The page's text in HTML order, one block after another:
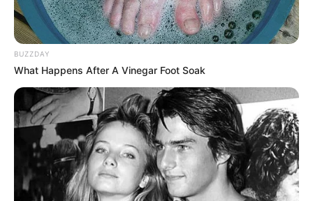
Para garantir que a população tenha acesso facilitado e
transparente aos medicamentos essenciais, a Secretaria
Municipal de Saúde de Paraguaçu Paulista anuncia a
atualização de suas listas de medicamentos disponíveis e
oferece orientações claras sobre os procedimentos para
sua retirada. O objetivo é desmistificar o processo e
BUZZDAY
What Happens After A Vinegar Foot Soak